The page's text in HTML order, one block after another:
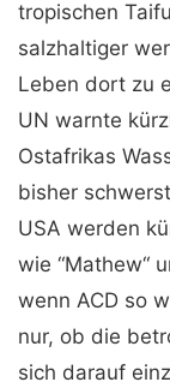
tropischen
salzhaltiger
Leben dort zu
UN warnte
Ostafrikas
bisher
USA werden
wie “Mathew“
wenn ACD so
nur, ob die
sich darauf